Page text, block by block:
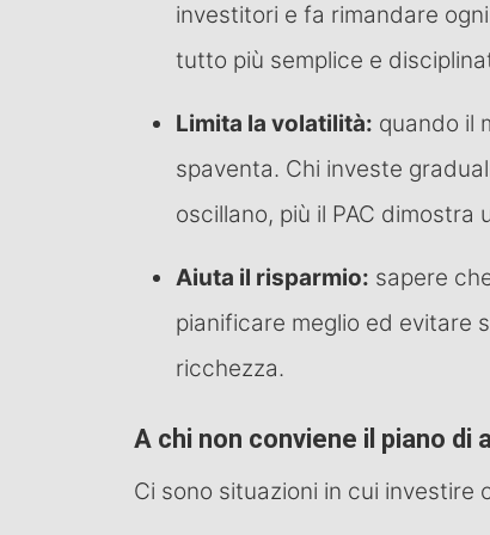
investitori e fa rimandare
tutto più semplice e
Limita la volatilità: quando il
spaventa. Chi investe
oscillano, più il PAC dimostra
Aiuta il risparmio: sapere
pianificare meglio ed evitare
ricchezza.
A chi non conviene il piano di
Ci sono situazioni in cui investire